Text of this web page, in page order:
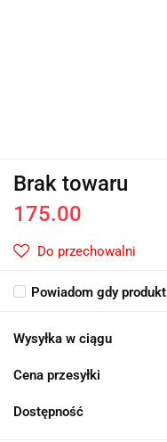
Brak towaru
175.00
Do przechowalni
Powiadom gdy
Wysyłka w ciągu
Cena przesyłki
Dostępność